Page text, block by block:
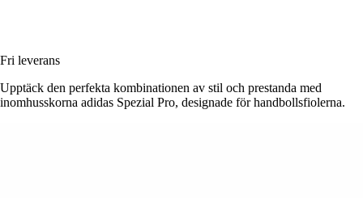
Fri leverans
Upptäck den perfekta kombinationen av stil och prestanda med
inomhusskorna adidas Spezial Pro, designade för handbollsfiolerna.